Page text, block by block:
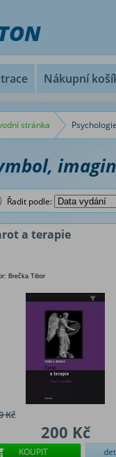
Nákupní
stránka
Řadit podle:
a terapie
Brečka Tibor
Kč
200 Kč
KOUPIT